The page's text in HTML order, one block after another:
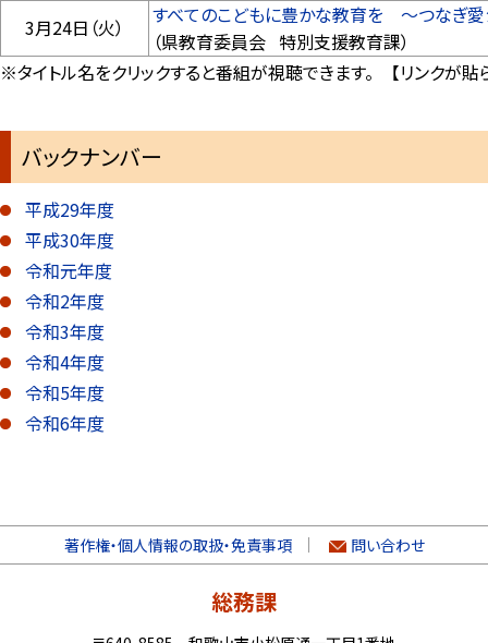
3月24日（火）
すべてのこどもに豊かな教育を ～つなぎ愛
（県教育委員会 特別支援教育課）
※タイトル名をクリックすると番組が視聴できます。 【リンクが
バックナンバー
平成29年度
平成30年度
令和元年度
令和2年度
令和3年度
令和4年度
令和5年度
令和6年度
著作権・個人情報の取扱・免責事項 問い合わせ
総務課